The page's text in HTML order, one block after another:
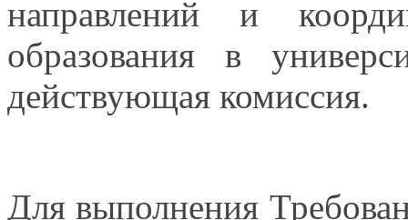
направлений и
образования в
действующая комиссия.
Для выполнения